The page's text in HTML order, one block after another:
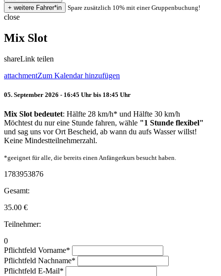
Spare zusätzlich 10% mit einer Gruppenbuchung!
close
Mix Slot
shareLink teilen
attachmentZum Kalendar hinzufügen
05. September 2026 - 16:45 Uhr bis 18:45 Uhr
Mix Slot bedeutet: Hälfte 28 km/h* und Hälfte 30 km/h
Möchtest du nur eine Stunde fahren, wähle "1 Stunde flexibel"
und sag uns vor Ort Bescheid, ab wann du aufs Wasser willst!
Keine Mindestteilnehmerzahl.
*geeignet für alle, die bereits einen Anfängerkurs besucht haben.
1783953876
Gesamt:
35.00 €
Teilnehmer:
0
Pflichtfeld Vorname*
Pflichtfeld Nachname*
Pflichtfeld E-Mail*